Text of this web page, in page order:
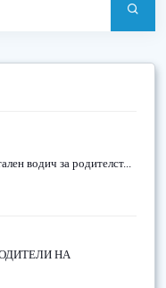
водич за родителст...
НА